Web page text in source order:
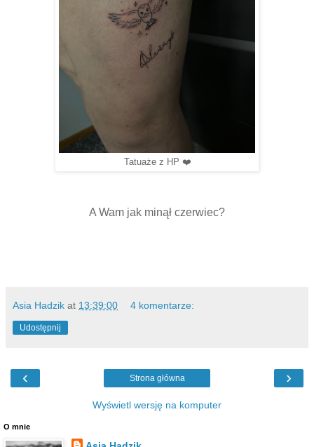
Tatuaże z HP ❤️
A Wam jak minął czerwiec?
Asia Hadzik at 13:39:00 4 komentarze:
Udostępnij
‹ ›
Strona główna
Wyświetl wersję na komputer
O mnie